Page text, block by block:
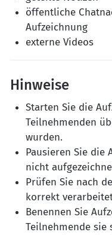
öffentliche
Aufzeichnung
externe Videos
Hinweise
Starten Sie die
Teilnehmenden
wurden.
Pausieren Sie die
nicht
Prüfen Sie nach
korrekt
Benennen Sie
Teilnehmende